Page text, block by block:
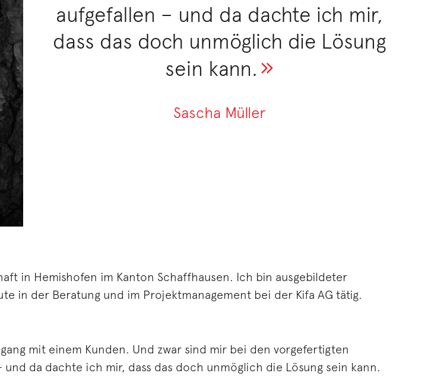
aufgefallen – und da dachte ich mir,
dass das doch unmöglich die Lösung
sein kann.
Sascha Müller
in Hemishofen im Kanton Schaffhausen. Ich bin ausgebildeter
in der Beratung und im Projektmanagement bei der Kifa AG tätig.
mit einem Kunden. Und zwar sind mir bei den vorgefertigten
da dachte ich mir, dass das doch unmöglich die Lösung sein kann.